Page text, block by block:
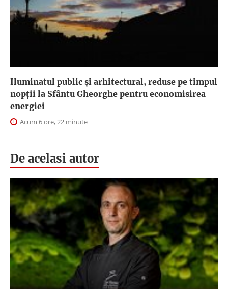
Iluminatul public şi arhitectural, reduse pe timpul
nopţii la Sfântu Gheorghe pentru economisirea
energiei
Acum 6 ore, 22 minute
De acelasi autor